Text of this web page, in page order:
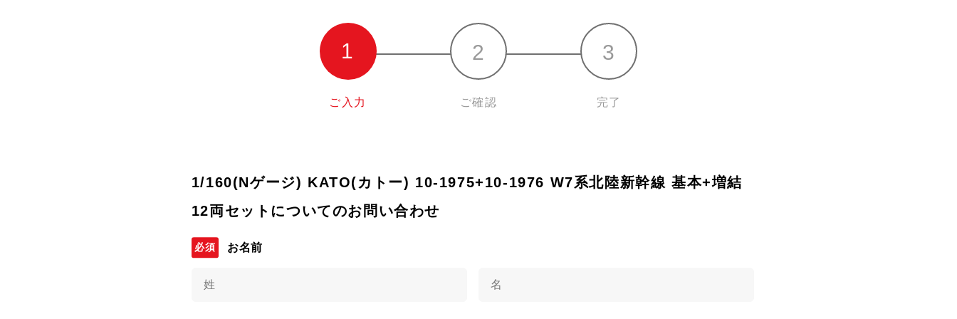
ご入力 ご確認 完了
1/160(Nゲージ) KATO(カトー) 10-1975+10-1976 W7系北陸新幹線 基本+増結
12両セットについてのお問い合わせ
お名前